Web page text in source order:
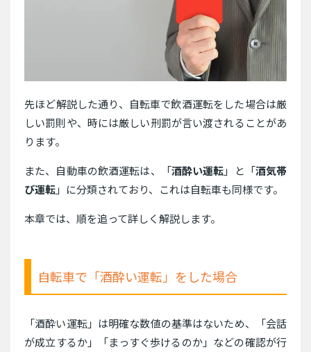
先ほど解説した通り、自転車で飲酒運転をした場合は厳
しい罰則や、時には厳しい刑罰が言い渡されることがあ
ります。
また、自動車の飲酒運転は、「酒酔い運転」と「酒気帯
び運転」に分類されており、これは自転車も同様です。
本章では、順を追って詳しく解説します。
自転車で「酒酔い運転」をした場合
「酒酔い運転」は明確な数値の基準はないため、「会話
が成立するか」「まっすぐ歩けるのか」などの確認が行